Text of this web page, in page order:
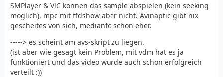
SMPlayer & VlC können das sample abspielen (kein seeking
möglich), mpc mit ffdshow aber nicht. Avinaptic gibt nix
gescheites von sich, medianfo schon eher.
-----> es scheint am avs-skript zu liegen.
(ist aber wie gesagt kein Problem, mit vdm hat es ja
funktioniert und das video wurde auch schon erfolgreich
verteilt :))